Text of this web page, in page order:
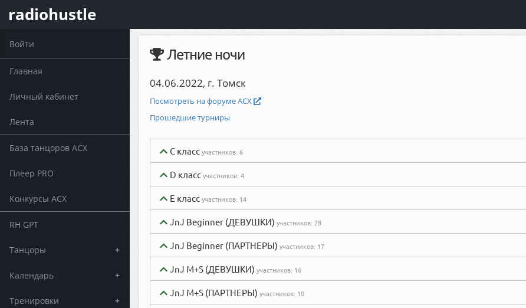
radiohustle
Войти
Главная
Личный кабинет
Лента
База танцоров АСХ
Плеер PRO
Конкурсы АСХ
RH GPT
Танцоры +
Календарь +
Тренировки +
Летние ночи
04.06.2022, г. Томск
Посмотреть на форуме АСХ
Прошедшие турниры
C классучастников: 6
D классучастников: 4
E классучастников: 14
JnJ Beginner (ДЕВУШКИ) участников: 28
JnJ Beginner (ПАРТНЕРЫ) участников: 17
JnJ M+S (ДЕВУШКИ) участников: 16
JnJ M+S (ПАРТНЕРЫ) участников: 10